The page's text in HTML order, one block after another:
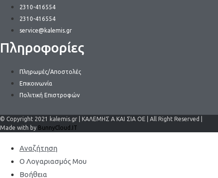
2310-416554
2310-416554
service@kalemis.gr
Πληροφορίες
Πληρωμές/Αποστολές
Επικοινωνία
Πολιτική Επιστροφών
© Copyright 2021 kalemis.gr | ΚΑΛΕΜΗΣ Α ΚΑΙ ΣΙΑ ΟΕ | All Right Reserved |
Made with by BunnyCloud.IT
Αναζήτηση
Ο Λογαριασμός Μου
Βοήθεια